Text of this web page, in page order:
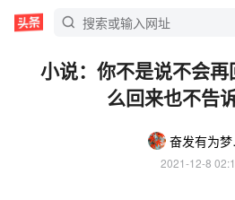
小说：你不是说不会
么回来也不告
2021-12-8